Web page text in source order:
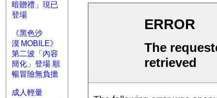
暗贈禮」現已
登場
《黑色沙
漠 MOBILE》
第二波「內容
簡化」登場 順
暢冒險無負擔
成人輕量